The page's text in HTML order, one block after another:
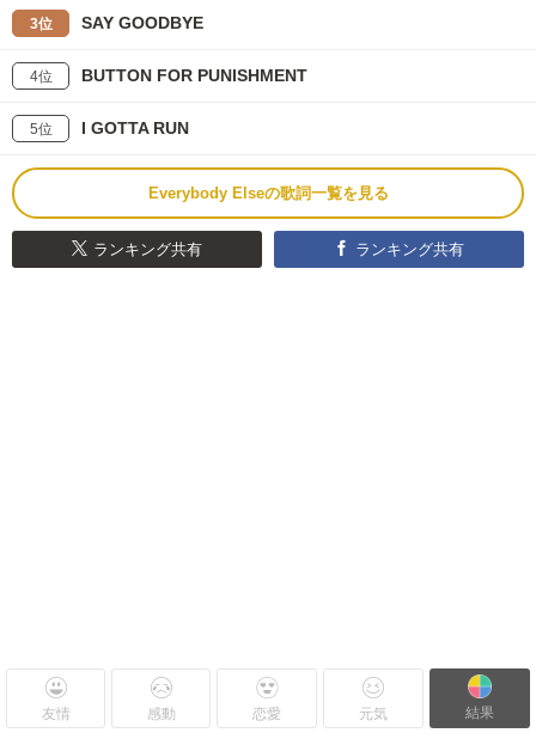
3位 SAY GOODBYE
4位 BUTTON FOR PUNISHMENT
5位 I GOTTA RUN
Everybody Elseの歌詞一覧を見る
ランキング共有 ランキング共有
友情 感動 恋愛 元気 結果